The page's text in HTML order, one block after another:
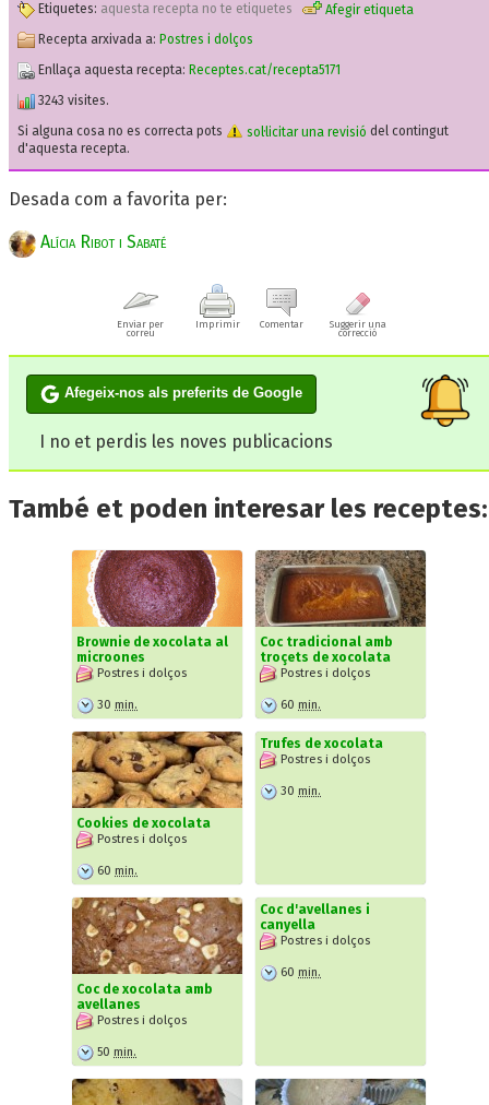
Etiquetes: aquesta recepta no te etiquetes
Afegir etiqueta
Recepta arxivada a: Postres i dolços
Enllaça aquesta recepta: Receptes.cat/recepta5171
3243 visites.
Si alguna cosa no es correcta pots
sol·licitar una revisió del contingut
d'aquesta recepta.
Desada com a favorita per:
Alícia Ribot i Sabaté
Enviar per
correu
Imprimir Comentar
Suggerir una
correcció
Afegeix-nos als preferits de Google
I no et perdis les noves publicacions
També et poden interesar les receptes:
Brownie de xocolata al
microones
Postres i dolços
30 min.
Coc tradicional amb
troçets de xocolata
Postres i dolços
60 min.
Cookies de xocolata
Postres i dolços
60 min.
Trufes de xocolata
Postres i dolços
30 min.
Coc de xocolata amb
avellanes
Postres i dolços
50 min.
Coc d'avellanes i
canyella
Postres i dolços
60 min.